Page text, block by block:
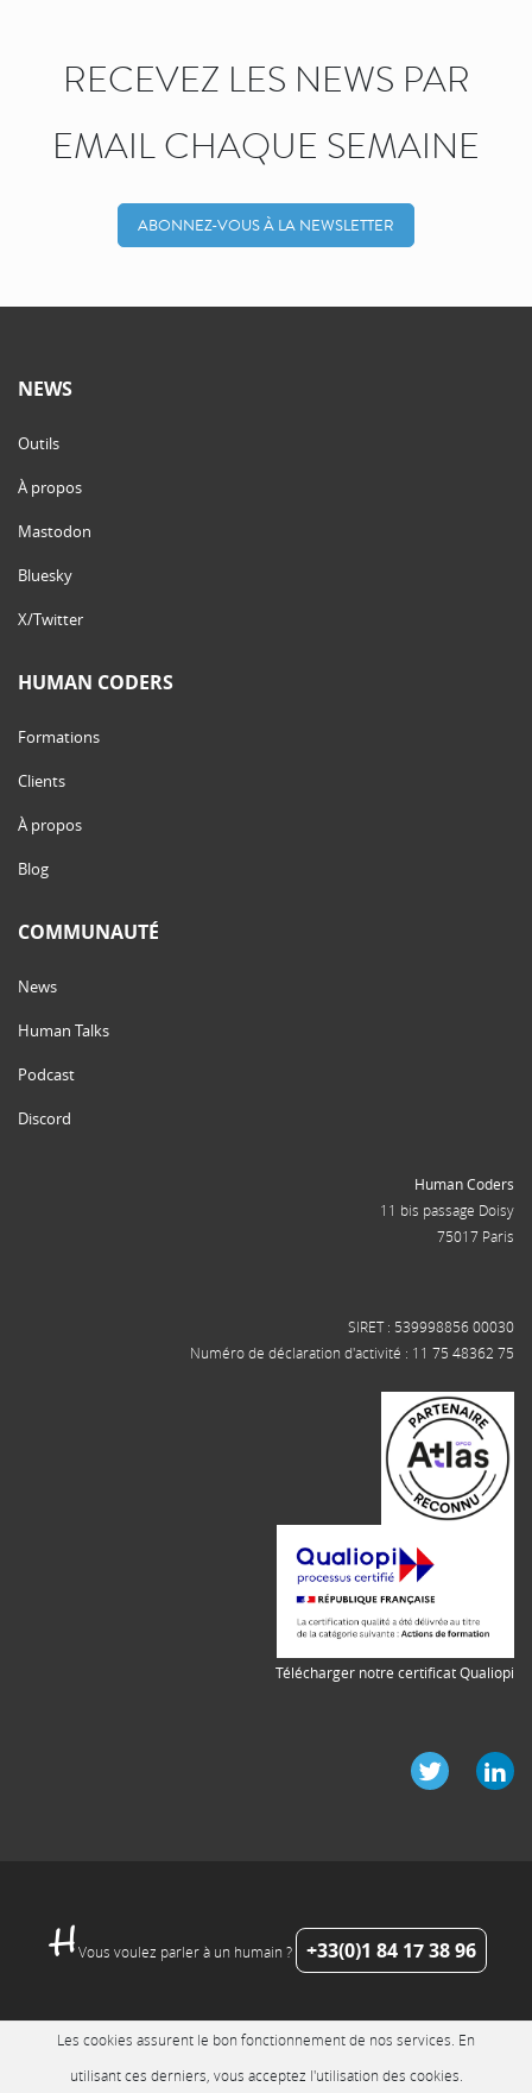
RECEVEZ LES NEWS PAR
EMAIL CHAQUE SEMAINE
ABONNEZ-VOUS À LA NEWSLETTER
NEWS
Outils
À propos
Mastodon
Bluesky
X/Twitter
HUMAN CODERS
Formations
Clients
À propos
Blog
COMMUNAUTÉ
News
Human Talks
Podcast
Discord
Human Coders
11 bis passage Doisy
75017 Paris
SIRET : 539998856 00030
Numéro de déclaration d'activité : 11 75 48362 75
Télécharger notre certificat Qualiopi
Vous voulez parler à un humain ? +33(0)1 84 17 38 96
Les cookies assurent le bon fonctionnement de nos services. En
utilisant ces derniers, vous acceptez l'utilisation des cookies.